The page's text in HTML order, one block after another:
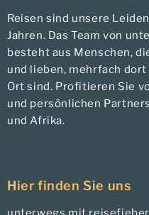
Reisen sind unsere
Jahren. Das Team von
besteht aus Menschen,
und lieben, mehrfach
Ort sind. Profitieren Sie
und persönlichen
und Afrika.
Hier finden Sie uns